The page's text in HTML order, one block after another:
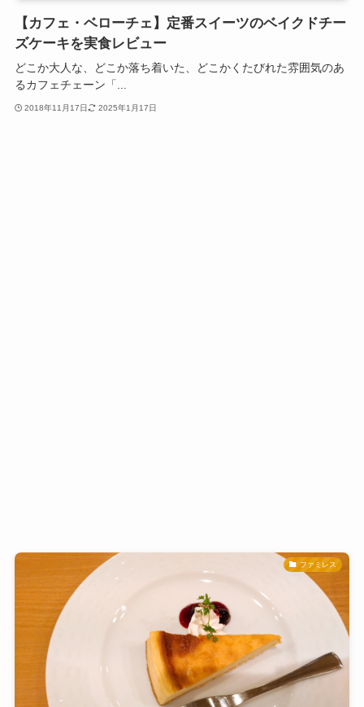
【カフェ・ベローチェ】定番スイーツのベイクドチー
ズケーキを実食レビュー
どこか大人な、どこか落ち着いた、どこかくたびれた雰囲気のあ
るカフェチェーン「...
2018年11月17日 2025年1月17日
ファミレス